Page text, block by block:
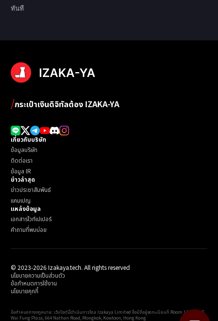
ทันที
/กระเป๋าเงินดิจิทัลต้อง IZAKA-YA
เกี่ยวกับบริษัท
ข้อมูลบริษัท
ติดต่อเรา
ข้อมูล IR
ข่าวล่าสุด
ข่าวประชาสัมพันธ์
แคมเปญ
แหล่งข้อมูล
เอกสารไวท์เปเปอร์
คำถามที่พบบ่อย
© 2023-2026 Izakaya.tech. All rights reserved
นโยบายความเป็นส่วนตัว
ข้อกำหนดการใช้งาน
นโยบายคุกกี้
ข้อกำหนดทางกฎหมาย: เว็บไซต์นี้ดำเนินการโดย Izakaya Limited ซึ่งมีที่อยู่จดทะเบียนที่ Room 1701, 17/F,
Wai Fung Plaza, 664 Nathan Road, Mongkok, Kowloon, Hong Kong